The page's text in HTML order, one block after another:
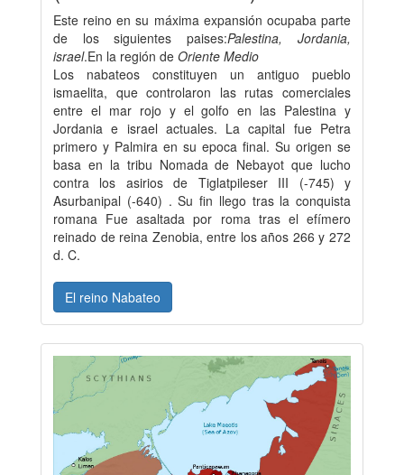
Este reino en su máxima expansión ocupaba parte
de los siguientes paises:Palestina, Jordania,
israel.En la región de Oriente Medio
Los nabateos constituyen un antiguo pueblo
ismaelita, que controlaron las rutas comerciales
entre el mar rojo y el golfo en las Palestina y
Jordania e israel actuales. La capital fue Petra
primero y Palmira en su epoca final. Su origen se
basa en la tribu Nomada de Nebayot que lucho
contra los asirios de Tiglatpileser III (-745) y
Asurbanipal (-640) . Su fin llego tras la conquista
romana Fue asaltada por roma tras el efímero
reinado de reina Zenobia, entre los años 266 y 272
d. C.
El reino Nabateo